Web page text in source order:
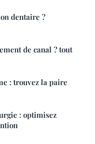
dentaire ?
de canal ? tout
: trouvez la paire
: optimisez